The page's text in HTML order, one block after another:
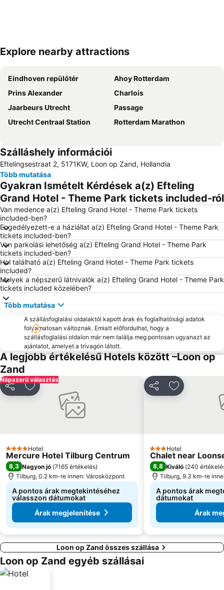
Nagy méretű térkép
Explore nearby attractions
Eindhoven repülőtér
Ahoy Rotterdam
Prins Alexander
Charlois
Jaarbeurs Utrecht
Passage
Utrecht Centraal Station
Rotterdam Marathon
Szálláshely információi
Eftelingsestraat 2, 5171KW, Loon op Zand, Hollandia
Több mutatása
Gyakran Ismételt Kérdések a(z) Efteling
Grand Hotel - Theme Park tickets included-ról
Van medence a(z) Efteling Grand Hotel - Theme Park tickets
included-ben?
Engedélyezett-e a háziállat a(z) Efteling Grand Hotel - Theme Park
tickets included-ben?
Van parkolási lehetőség a(z) Efteling Grand Hotel - Theme Park
tickets included-ben?
Hol található a(z) Efteling Grand Hotel - Theme Park tickets
included?
Melyek a népszerű látnivalók a(z) Efteling Grand Hotel - Theme Park
tickets included közelében?
Több mutatása
A szállásfoglalási oldalaktól kapott árak és foglalhatósági adatok
folyamatosan változnak. Emiatt előfordulhat, hogy a
szállásfoglalási oldalon már nem találja meg pontosan ugyanazt az
ajánlatot, amelyet a trivagón látott.
A legjobb értékelésű Hotels között –Loon op
Zand
Népszerű választás
MegosztásHozzáadás a kedvencekhez
4 Kategória
Hotel
Mercure Hotel Tilburg Centrum
8,3 Nagyon jó (7165 értékelés)
Tilburg, 0.2 km-re innen: Városközpont
A pontos árak megtekintéséhez
válasszon dátumokat
Árak megjelenítése
MegosztásHozzáadás
3 Kategória
Hotel
Chalet near
8,8 Kiváló (240
Tilburg, 9.3 km-re
A pontos árak
dátumokat
Árak
Loon op Zand összes szállása
Loon op Zand egyéb szállásai